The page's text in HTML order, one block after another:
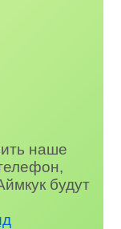
наше
будут